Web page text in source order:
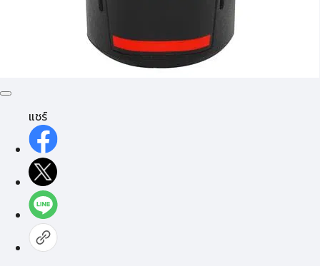
แชร์